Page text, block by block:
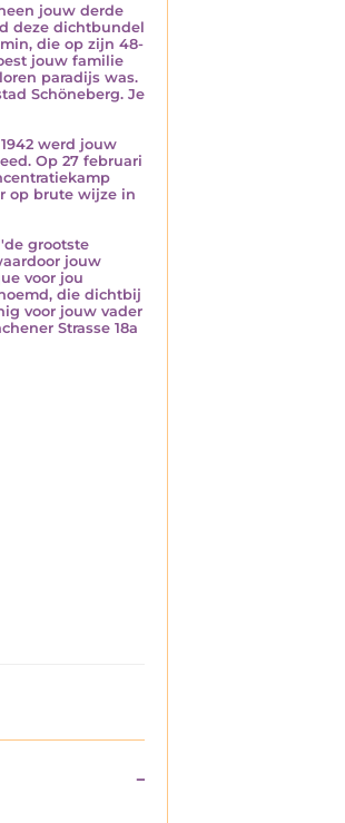
jouw derde
deze dichtbundel
die op zijn 48-
jouw familie
paradijs was.
Schöneberg. Je
werd jouw
Op 27 februari
op brute wijze in
grootste
jouw
voor jou
die dichtbij
voor jouw vader
Strasse 18a